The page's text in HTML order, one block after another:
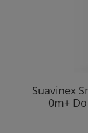
Suavinex
0m+